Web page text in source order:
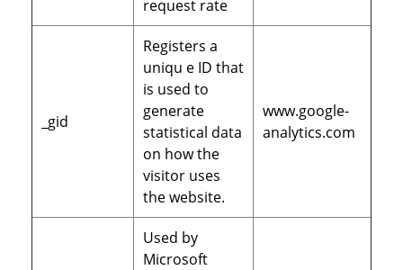
request rate
_gid
Registers a
uniqu e ID that
is used to
generate
statistical data
on how the
visitor uses
the website.
www.google-
analytics.com
Used by
Microsoft